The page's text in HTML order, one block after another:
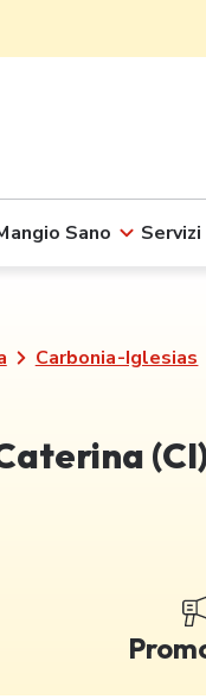
Sano
Carbonia-Iglesias
(CI)